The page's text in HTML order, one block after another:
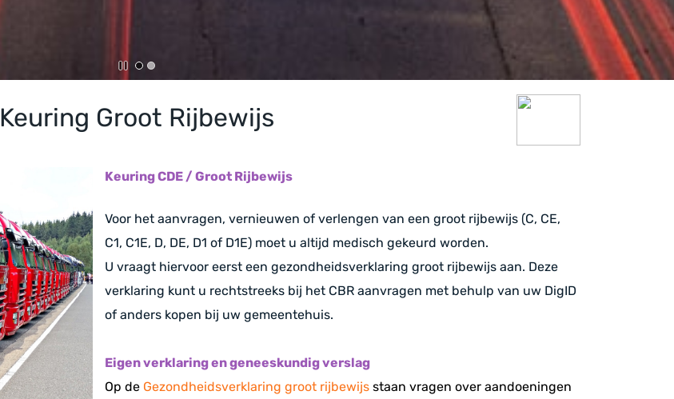
Keuring Groot Rijbewijs
Keuring CDE / Groot Rijbewijs
Voor het aanvragen, vernieuwen of verlengen van een groot rijbewijs (C, CE,
C1, C1E, D, DE, D1 of D1E) moet u altijd medisch gekeurd worden.
U vraagt hiervoor eerst een gezondheidsverklaring groot rijbewijs aan. Deze
verklaring kunt u rechtstreeks bij het CBR aanvragen met behulp van uw DigID
of anders kopen bij uw gemeentehuis.
Eigen verklaring en geneeskundig verslag
Op de Gezondheidsverklaring groot rijbewijs staan vragen over aandoeningen